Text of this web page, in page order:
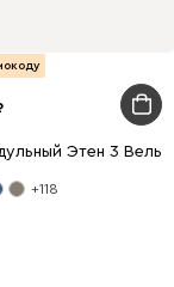
Этен 3
+118